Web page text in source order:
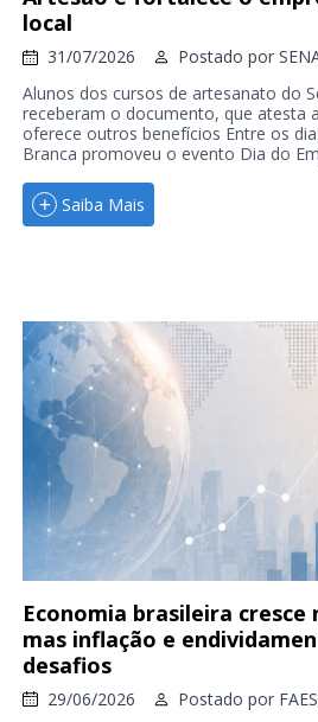
local
31/07/2026 Postado por
Alunos dos cursos de artesanato do
receberam o documento, que atesta
oferece outros benefícios Entre os
Branca promoveu o evento Dia do
Saiba Mais
Economia brasileira cresce
mas inflação e
desafios
29/06/2026 Postado por